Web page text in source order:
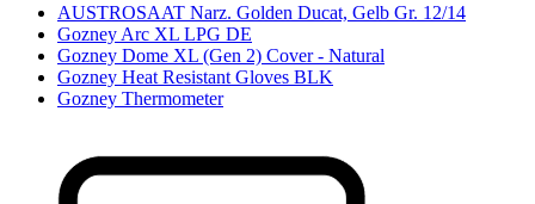
AUSTROSAAT Narz. Golden Ducat, Gelb Gr. 12/14
Gozney Arc XL LPG DE
Gozney Dome XL (Gen 2) Cover - Natural
Gozney Heat Resistant Gloves BLK
Gozney Thermometer